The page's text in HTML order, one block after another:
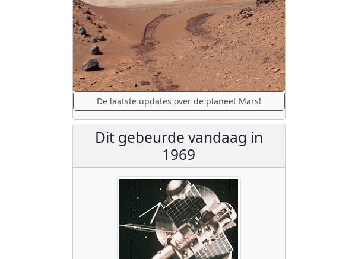
De laatste updates over de planeet Mars!
Dit gebeurde vandaag in
1969